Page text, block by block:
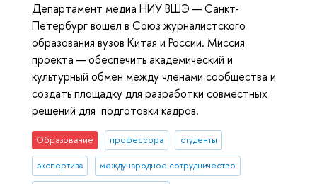
Департамент медиа НИУ ВШЭ — Санкт-
Петербург вошел в Союз журналистского
образования вузов Китая и России. Миссия
проекта — обеспечить академический и
культурный обмен между членами сообщества и
создать площадку для разработки совместных
решений для подготовки кадров.
Образование профессора студенты
экспертиза международное сотрудничество